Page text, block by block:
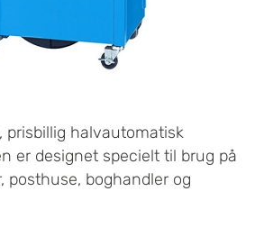
prisbillig halvautomatisk
er designet specielt til brug på
posthuse, boghandler og